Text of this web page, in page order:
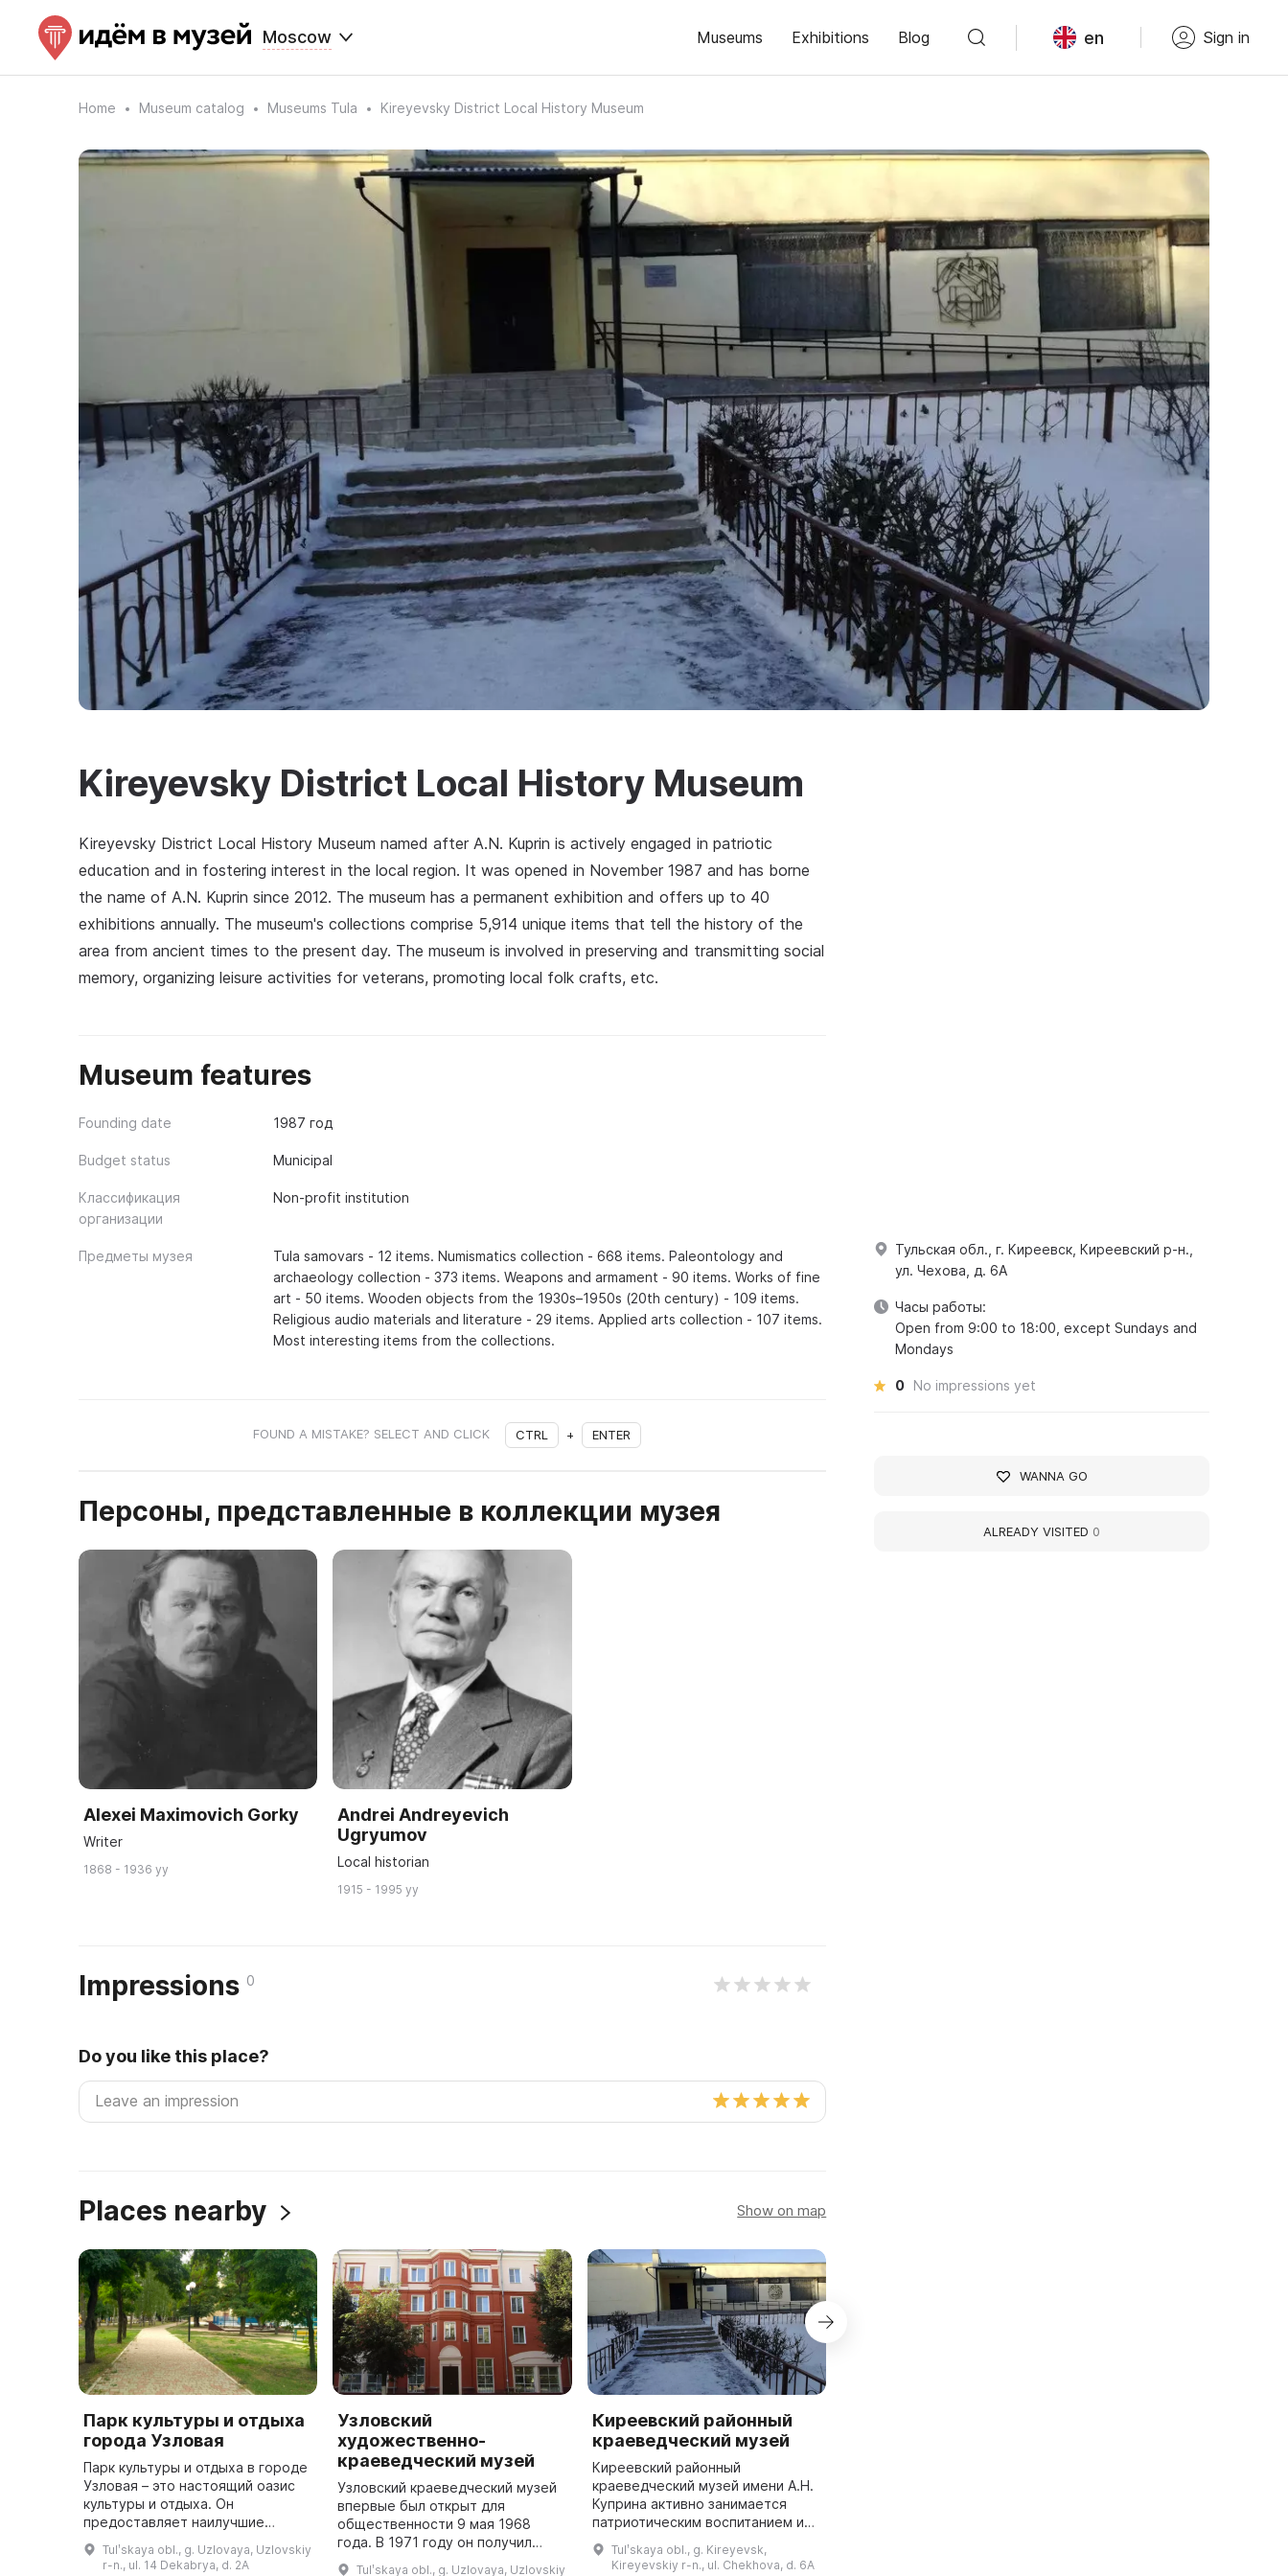
Moscow Museums Exhibitions Blog en Sign in
Home Museum catalog Museums Tula Kireyevsky District Local History Museum
Kireyevsky District Local History Museum
Kireyevsky District Local History Museum named after A.N. Kuprin is actively engaged in patriotic
education and in fostering interest in the local region. It was opened in November 1987 and has borne
the name of A.N. Kuprin since 2012. The museum has a permanent exhibition and offers up to 40
exhibitions annually. The museum's collections comprise 5,914 unique items that tell the history of the
area from ancient times to the present day. The museum is involved in preserving and transmitting social
memory, organizing leisure activities for veterans, promoting local folk crafts, etc.
Museum features
Founding date 1987 год
Budget status Municipal
Классификация
организации
Non-profit institution
Предметы музея
Tula samovars - 12 items. Numismatics collection - 668 items. Paleontology and
archaeology collection - 373 items. Weapons and armament - 90 items. Works of fine
art - 50 items. Wooden objects from the 1930s–1950s (20th century) - 109 items.
Religious audio materials and literature - 29 items. Applied arts collection - 107 items.
Most interesting items from the collections.
FOUND A MISTAKE? SELECT AND CLICK CTRL + ENTER
Персоны, представленные в коллекции музея
Alexei Maximovich Gorky
Writer
1868 - 1936 yy
Andrei Andreyevich
Ugryumov
Local historian
1915 - 1995 yy
Impressions 0
Do you like this place?
Places nearby Show on map
Парк культуры и отдыха
города Узловая
Парк культуры и отдыха в городе
Узловая – это настоящий оазис
культуры и отдыха. Он
предоставляет наилучшие
условия для отдыха и
проведения различных
Tulʹskaya obl., g. Uzlovaya, Uzlovskiy
r-n., ul. 14 Dekabrya, d. 2A
Узловский
художественно-
краеведческий музей
Узловский краеведческий музей
впервые был открыт для
общественности 9 мая 1968
года. В 1971 году он получил
статус государственного. В 1987
Tulʹskaya obl., g. Uzlovaya, Uzlovskiy
Киреевский районный
краеведческий музей
Киреевский районный
краеведческий музей имени А.Н.
Куприна активно занимается
патриотическим воспитанием и
развитием интереса к местному
краю. Он был открыт в ноябре
Tulʹskaya obl., g. Kireyevsk,
Kireyevskiy r-n., ul. Chekhova, d. 6A
Тульская обл., г. Киреевск, Киреевский р-н.,
ул. Чехова, д. 6А
Часы работы:
Open from 9:00 to 18:00, except Sundays and
Mondays
0 No impressions yet
WANNA GO
ALREADY VISITED 0
Войдите в сервис
или зарегистрируйтесь
После этого вам станут доступны
все возможности сервиса. Ваши
данные будут надёжно защищены.
Войти с VK ID